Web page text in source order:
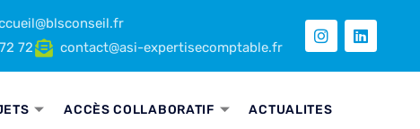
72 contact@asi-expertisecomptable.fr
ACCÈS COLLABORATIF
ACTUALITES